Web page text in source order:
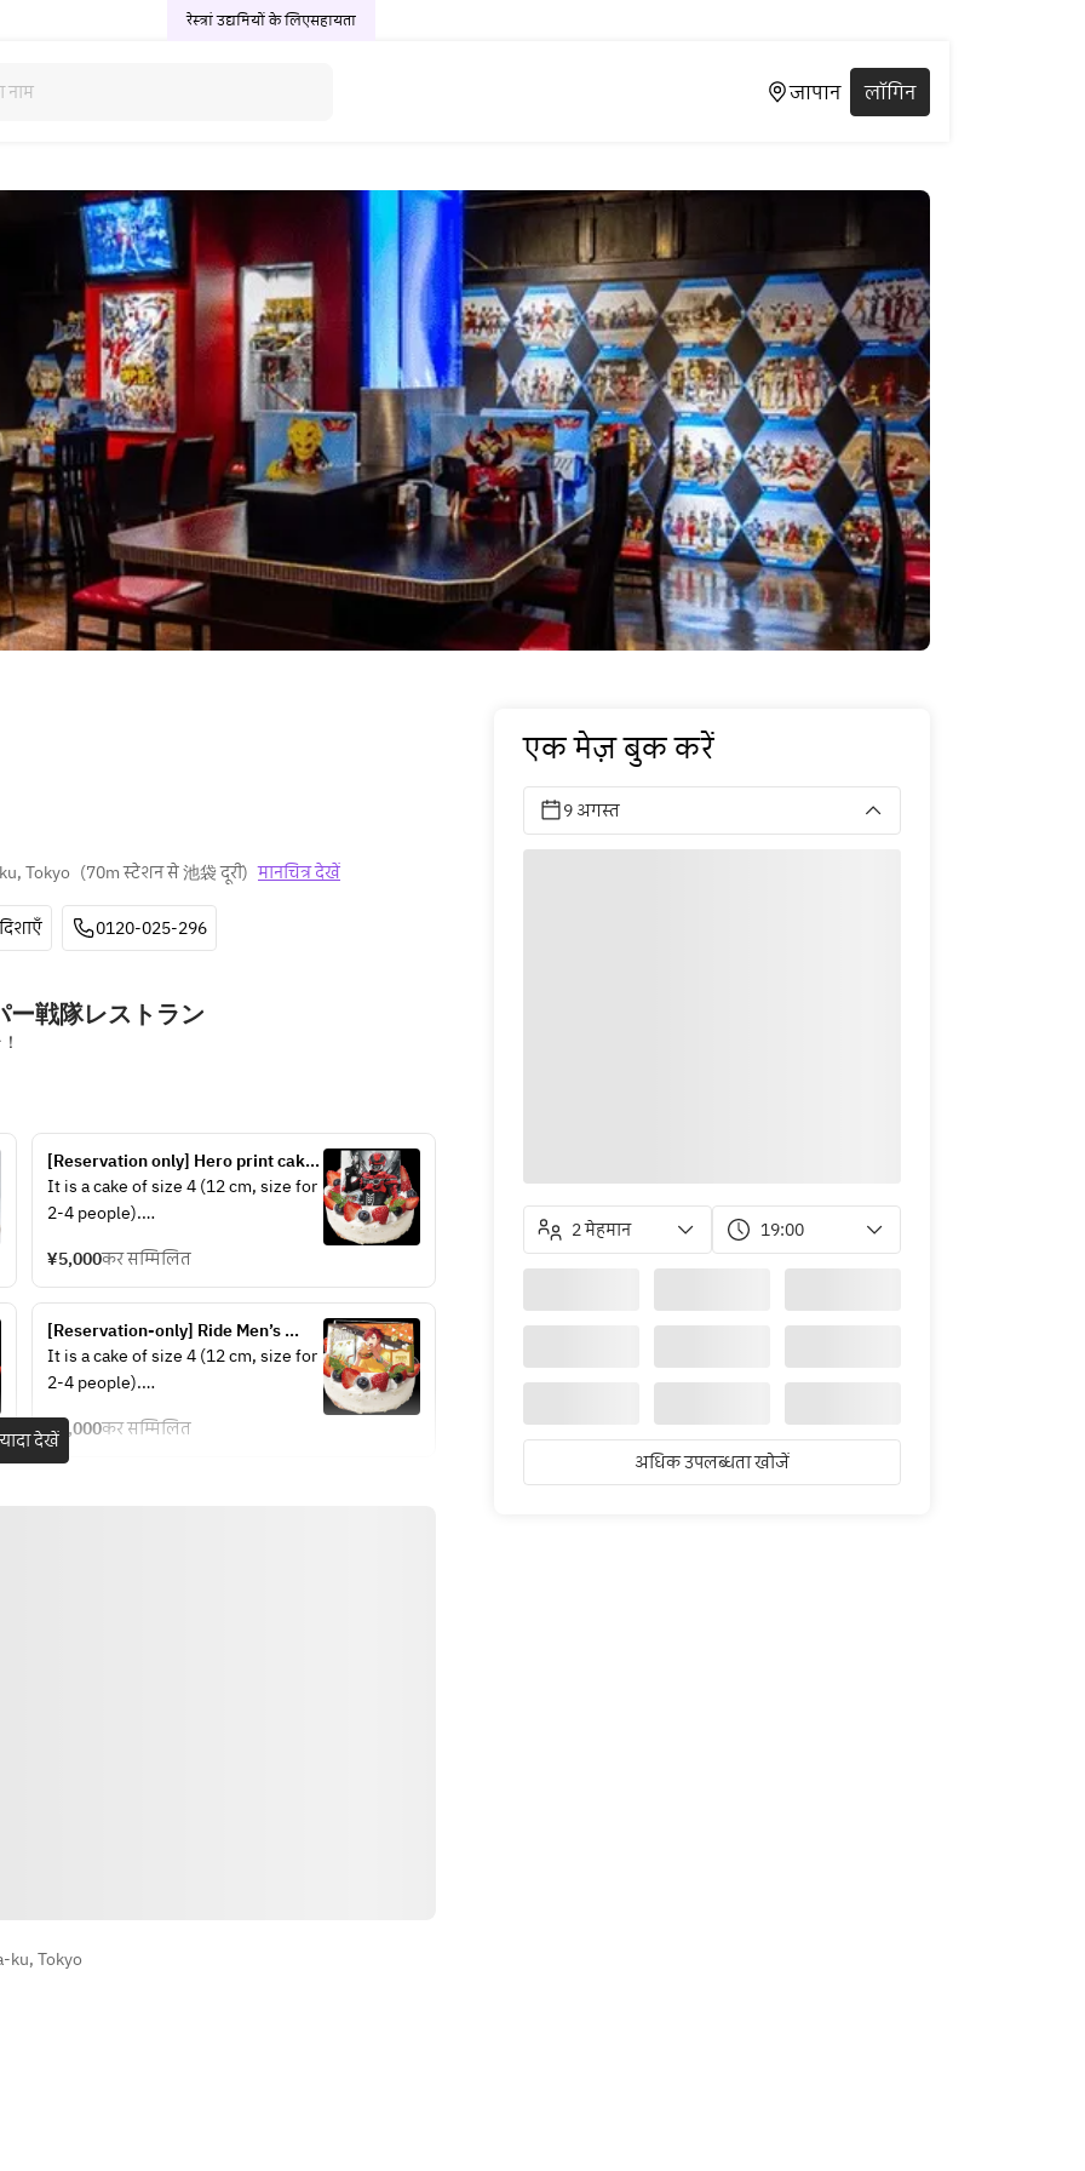
रेस्त्रां उद्यमियों के लिएसहायता
जापान लॉगिन
Tokyo (70m स्टेशन से 池袋 दूरी) मानचित्र देखें
दिशाएँ 0120-025-296
ー戦隊レストラン
[Reservation only] Hero print cake
[Gavan Infinity]
It is a cake of size 4 (12 cm, size for
2-4 people).
birthdays, but also for anniversaries
and other days!
¥5,000कर सम्मिलित
[Reservation-only] Ride Men’s
Birthday Cake [Yooma Io]
It is a cake of size 4 (12 cm, size for
2-4 people).
birthdays, but also for anniversaries
and other days!
¥5,000कर सम्मिलित
देखें
ku, Tokyo
एक मेज़ बुक करें
9 अगस्त
2 मेहमान 19:00
अधिक उपलब्धता खोजें